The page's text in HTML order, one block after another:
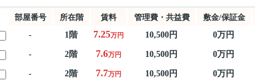
部屋番号 所在階 賃料 管理費・共益費 敷金/保証金
-
1階 7.25万円 10,500円 0万円
- 2階 7.6万円 10,500円 0万円
- 2階 7.7万円 10,500円 0万円